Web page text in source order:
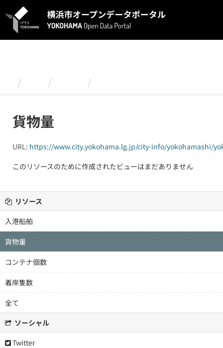
キ
貨物量
URL: https://www.city.yokohama.lg.jp/city-info/yokohamashi/
このリソースのために作成されたビューはまだありません
リソース
入港船舶
貨物量
コンテナ個数
着岸隻数
全て
ソーシャル
Twitter